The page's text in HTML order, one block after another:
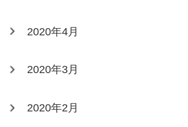
2020年4月
2020年3月
2020年2月